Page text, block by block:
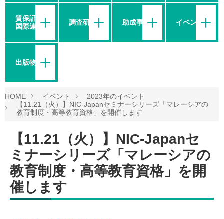
質保証・
国際連携
調査研究 助成事業 イベント
出版物等
HOME イベント
2023年のイベント
【11.21（火）】NIC-Japanセミナーシリーズ「マレーシアの
教育制度・高等教育資格」を開催します
【11.21（火）】NIC-Japanセ
ミナーシリーズ「マレーシアの
教育制度・高等教育資格」を開
催します